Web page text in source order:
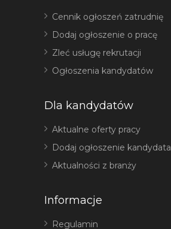
Cennik ogłoszeń zatrudnię
Dodaj ogłoszenie o pracę
Zleć usługę rekrutacji
Ogłoszenia kandydatów
Dla kandydatów
Aktualne oferty pracy
Dodaj ogłoszenie kandydata
Aktualności z branży
Informacje
Regulamin